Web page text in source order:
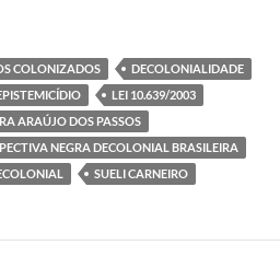
COLONIZADOS
DECOLONIALIDADE
LEI 10.639/2003
ARAÚJO DOS PASSOS
NEGRA DECOLONIAL BRASILEIRA
SUELI CARNEIRO